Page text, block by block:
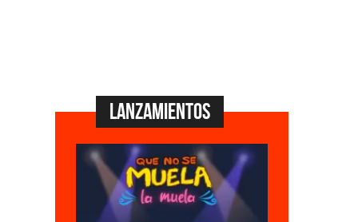
Lanzamientos